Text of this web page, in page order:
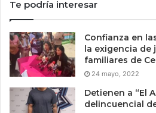
Te podría interesar
Confianza en
la exigencia de
familiares de
24 mayo, 2022
Detienen a “El
delincuencial